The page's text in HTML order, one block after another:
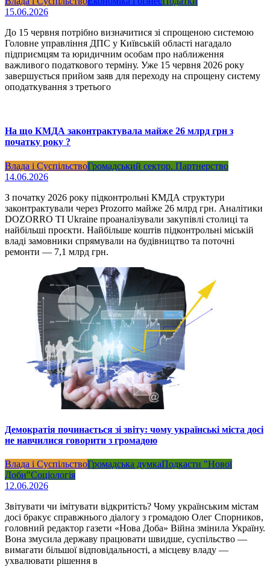
15.06.2026
До 15 червня потрібно визначитися зі спрощеною системою
Головне управління ДПС у Київській області нагадало
підприємцям та юридичним особам про наближення
важливого податкового терміну. Уже 15 червня 2026 року
завершується прийом заяв для переходу на спрощену систему
оподаткування з третього
На що КМДА законтрактувала майже 26 млрд грн з
початку року ?
Влада і СуспільствоГромадський сектор. Партнерство
14.06.2026
З початку 2026 року підконтрольні КМДА структури
законтрактували через Prozorro майже 26 млрд грн. Аналітики
DOZORRO TI Ukraine проаналізували закупівлі столиці та
найбільші проєкти. Найбільше коштів підконтрольні міській
владі замовники спрямували на будівництво та поточні
ремонти — 7,1 млрд грн.
Демократія починається зі звіту: чому українські міста досі
не навчилися говорити з громадою
Влада і СуспільствоГромадська думкаПодкасти "Нової
Доби"Соціологія
12.06.2026
Звітувати чи імітувати відкритість? Чому українським містам
досі бракує справжнього діалогу з громадою Олег Спорников,
головний редактор газети «Нова Доба» Війна змінила Україну.
Вона змусила державу працювати швидше, суспільство —
вимагати більшої відповідальності, а місцеву владу —
ухвалювати рішення в